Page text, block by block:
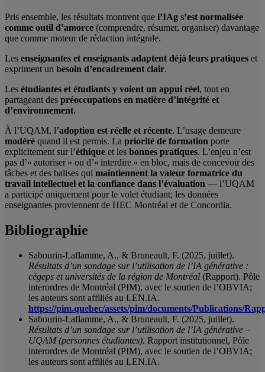
Pris ensemble, les résultats montrent que l’IAg s’est normalisée
comme outil d’amorce (comprendre, résumer, organiser) davantage
que comme moteur de rédaction intégrale.
Les enseignantes et enseignants adaptent déjà leurs pratiques et
expriment un besoin d’encadrement clair.
Les étudiantes et étudiants y voient un appui réel, tout en
partageant des préoccupations en matière d’intégrité et
d’environnement.
À l’UQAM, l’adoption est réelle et récente. L’usage demeure
modéré quand il est permis. La priorité de formation porte
explicitement sur l’éthique et les bonnes pratiques. L’enjeu n’est
pas d’« autoriser » ou d’« interdire » en bloc, mais de concevoir des
tâches et des balises qui maintiennent la valeur formatrice du
travail intellectuel et la confiance dans l’évaluation — l’UQAM
a participé uniquement pour le volet étudiant; les données
enseignantes proviennent de HEC Montréal et de Concordia.
Bibliographie
Sabourin-Laflamme, A., & Bruneault, F. (2025, juillet).
Résultats d’un sondage sur l’utilisation de l’IA générative :
cégeps et universités de la région de Montréal (Rapport). Pôle
interordres de Montréal (PIM), avec le soutien de l’OBVIA;
les auteurs sont affiliés au LEN.IA.
https://pim.quebec/assets/pim/documents/Publications/
Sabourin-Laflamme, A., & Bruneault, F. (2025, juillet).
Résultats d’un sondage sur l’utilisation de l’IA générative –
UQAM (personnes étudiantes). Rapport institutionnel, Pôle
interordres de Montréal (PIM), avec le soutien de l’OBVIA;
les auteurs sont affiliés au LEN.IA.